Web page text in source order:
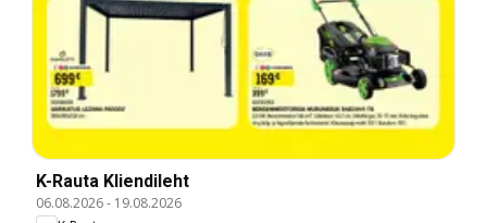
K-Rauta Kliendileht
06.08.2026- 19.08.2026